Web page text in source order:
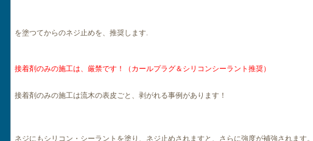
を塗つてからのネジ止めを、推奨します.
接着剤のみの施工は、厳禁です！（カールプラグ＆シリコンシーラント推奨）
接着剤のみの施工は流木の表皮ごと、剥がれる事例があります！
ネジにもシリコン・シーラントを塗り、ネジ止めされますと、さらに強度が補強されます。